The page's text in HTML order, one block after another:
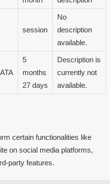
session
No
description
available.
5
months
27 days
Description is
currently not
available.
certain functionalities like
on social media platforms,
party features.